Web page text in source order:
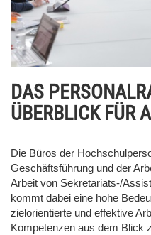
DAS
ÜBERBLICK FÜR
Die Büros der
Geschäftsführung und der
Arbeit von Sekretariats-/
kommt dabei eine hohe
zielorientierte und effektive
Kompetenzen aus dem Blick